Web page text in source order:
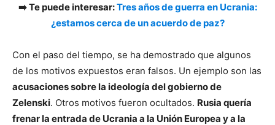
➡️ Te puede interesar:Tres años de guerra en Ucrania:
¿estamos cerca de un acuerdo de paz?
Con el paso del tiempo, se ha demostrado que algunos
de los motivos expuestos eran falsos. Un ejemplo son las
acusaciones sobre la ideología del gobierno de
Zelenski. Otros motivos fueron ocultados. Rusia quería
frenar la entrada de Ucrania a la Unión Europea y a la